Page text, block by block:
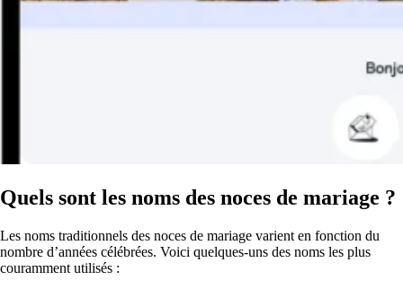
Quels sont les noms des noces de mariage ?
Les noms traditionnels des noces de mariage varient en fonction du
nombre d’années célébrées. Voici quelques-uns des noms les plus
couramment utilisés :